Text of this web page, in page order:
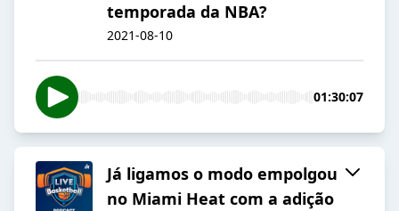
temporada da NBA?
2021-08-10
01:30:07
Já ligamos o modo empolgou
no Miami Heat com a adição